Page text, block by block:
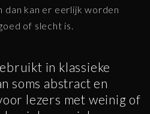
dan kan er eerlijk worden
of slecht is.
in klassieke
soms abstract en
lezers met weinig of